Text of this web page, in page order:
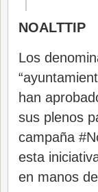
NOALTTIP
Los
han
sus plenos
campaña
esta
en manos